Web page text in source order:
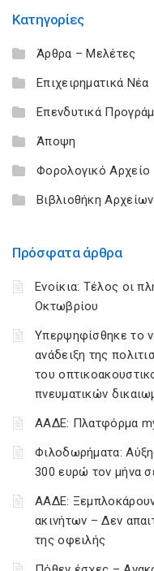
Κατηγορίες
Άρθρα – Μελέτες
Επιχειρηματικά Νέα
Επενδυτικά
Άποψη
Φορολογικό Αρχείο
Βιβλιοθήκη Αρχείων
Πρόσφατα άρθρα
Ενοίκια: Τέλος οι
Οκτωβρίου
Υπερψηφίσθηκε το
ανάδειξη της
του
πνευματικών
ΑΑΔΕ: Πλατφόρμα
Φιλοδωρήματα:
300 ευρώ τον μήνα
ΑΑΔΕ:
ακινήτων – Δεν
της οφειλής